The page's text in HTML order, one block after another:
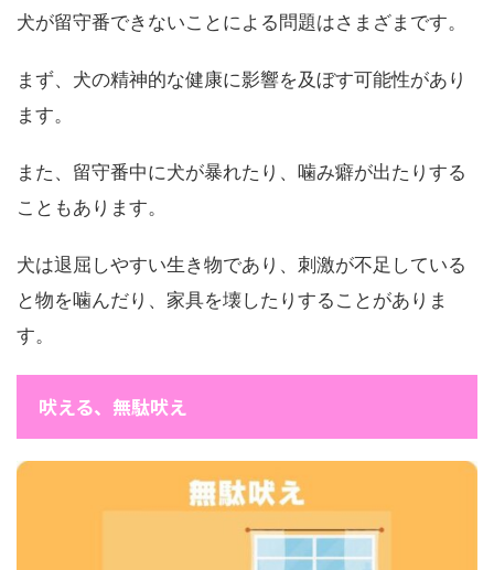
犬が留守番できないことによる問題はさまざまです。
まず、犬の精神的な健康に影響を及ぼす可能性があり
ます。
また、留守番中に犬が暴れたり、噛み癖が出たりする
こともあります。
犬は退屈しやすい生き物であり、刺激が不足している
と物を噛んだり、家具を壊したりすることがありま
す。
吠える、無駄吠え